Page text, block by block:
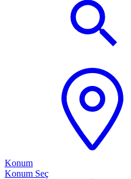
Konum
Konum Seç